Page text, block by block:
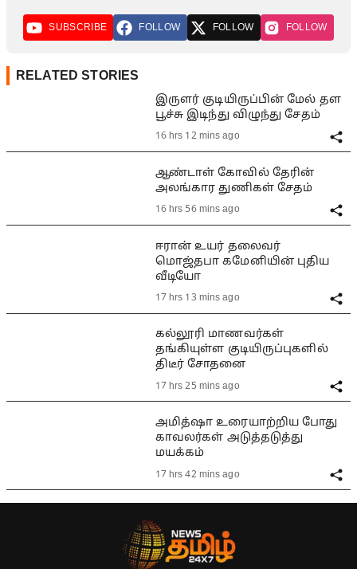
SUBSCRIBE FOLLOW FOLLOW FOLLOW
RELATED STORIES
இருளர் குடியிருப்பின் மேல் தள
பூச்சு இடிந்து விழுந்து சேதம்
16 hrs 12 mins ago
ஆண்டாள் கோவில் தேரின்
அலங்கார துணிகள் சேதம்
16 hrs 56 mins ago
ஈரான் உயர் தலைவர்
மொஜ்தபா கமேனியின் புதிய
வீடியோ
17 hrs 13 mins ago
கல்லூரி மாணவர்கள்
தங்கியுள்ள குடியிருப்புகளில்
திடீர் சோதனை
17 hrs 25 mins ago
அமித்ஷா உரையாற்றிய போது
காவலர்கள் அடுத்தடுத்து
மயக்கம்
17 hrs 42 mins ago